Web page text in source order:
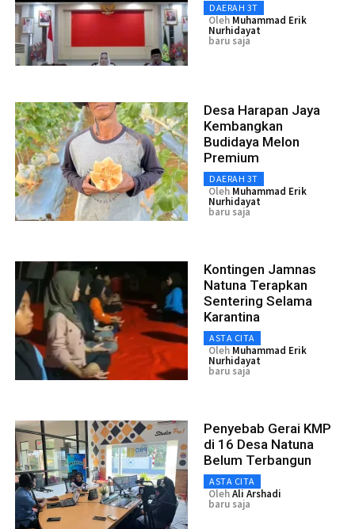
DAERAH 3T
Oleh Muhammad Erik
Nurhidayat
baru saja
Desa Harapan Jaya
Kembangkan
Budidaya Melon
Premium
DAERAH 3T
Oleh Muhammad Erik
Nurhidayat
baru saja
Kontingen Jamnas
Natuna Terapkan
Sentering Selama
Karantina
ASTA CITA
Oleh Muhammad Erik
Nurhidayat
baru saja
Penyebab Gerai KMP
di 16 Desa Natuna
Belum Terbangun
ASTA CITA
OlehAli Arshadi
baru saja